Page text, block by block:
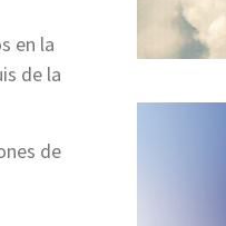
en la
de la
de